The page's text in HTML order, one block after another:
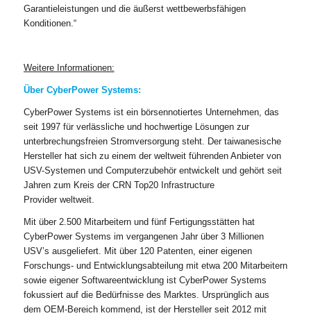
Garantieleistungen und die äußerst wettbewerbsfähigen
Konditionen.“
Weitere Informationen:
Über CyberPower Systems:
CyberPower Systems ist ein börsennotiertes Unternehmen, das
seit 1997 für verlässliche und hochwertige Lösungen zur
unterbrechungsfreien Stromversorgung steht. Der taiwanesische
Hersteller hat sich zu einem der weltweit führenden Anbieter von
USV-Systemen und Computerzubehör entwickelt und gehört seit
Jahren zum Kreis der CRN Top20 Infrastructure
Provider weltweit.
Mit über 2.500 Mitarbeitern und fünf Fertigungsstätten hat
CyberPower Systems im vergangenen Jahr über 3 Millionen
USV’s ausgeliefert. Mit über 120 Patenten, einer eigenen
Forschungs- und Entwicklungsabteilung mit etwa 200 Mitarbeitern
sowie eigener Softwareentwicklung ist CyberPower Systems
fokussiert auf die Bedürfnisse des Marktes. Ursprünglich aus
dem OEM-Bereich kommend, ist der Hersteller seit 2012 mit